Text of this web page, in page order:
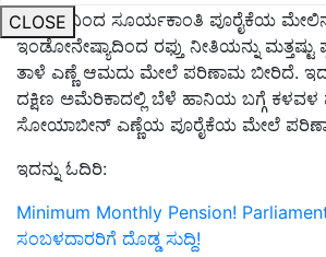
CLOSE
ಉಕ್ರೇನ್‌ನಿಂದ ಸೂರ್ಯಕಾಂತಿ ಪೂರೈಕೆಯ ಮೇಲಿನ
ಇಂಡೋನೇಷ್ಯಾದಿಂದ ರಫ್ತು ನೀತಿಯನ್ನು
ತಾಳೆ ಎಣ್ಣೆ ಆಮದು ಮೇಲೆ ಪರಿಣಾಮ ಬೀರಿದೆ.
ದಕ್ಷಿಣ ಅಮೆರಿಕಾದಲ್ಲಿ ಬೆಳೆ ಹಾನಿಯ ಬಗ್ಗೆ ಕಳವಳ
ಸೋಯಾಬೀನ್ ಎಣ್ಣೆಯ ಪೂರೈಕೆಯ ಮೇಲೆ
ಇದನ್ನು ಓದಿರಿ:
Minimum Monthly Pension!
ಸಂಬಳದಾರರಿಗೆ ದೊಡ್ಡ ಸುದ್ದಿ!